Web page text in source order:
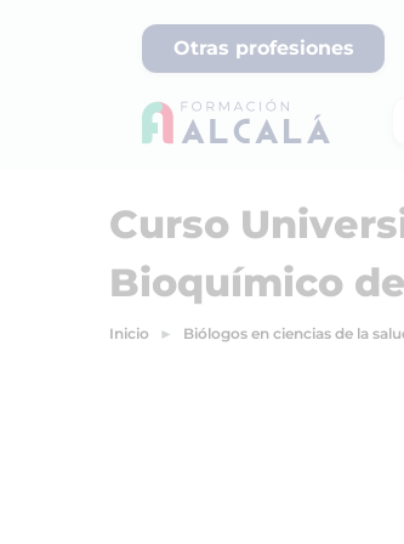
Otras profesiones
Curso
Bioquímico
Inicio Biólogos en ciencias de la